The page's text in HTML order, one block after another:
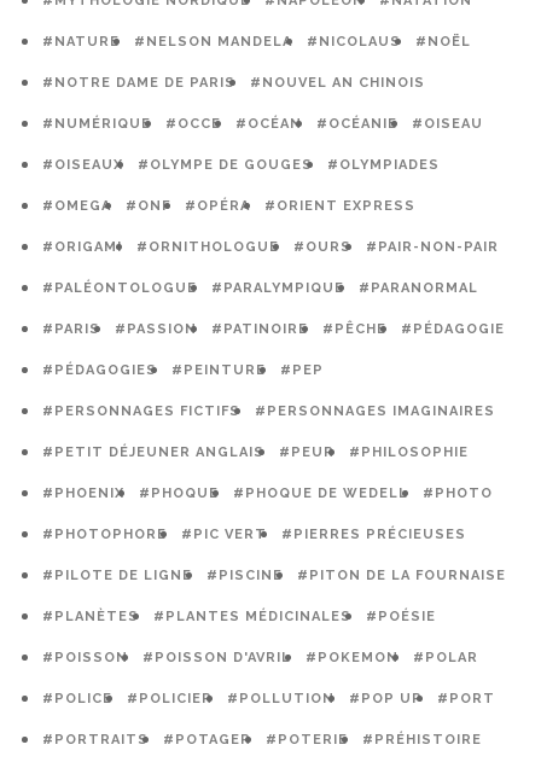
#NATURE #NELSON MANDELA #NICOLAUS #NOËL
#NOTRE DAME DE PARIS #NOUVEL AN CHINOIS
#NUMÉRIQUE #OCCE #OCÉAN #OCÉANIE #OISEAU
#OISEAUX #OLYMPE DE GOUGES #OLYMPIADES
#OMEGA #ONF #OPÉRA #ORIENT EXPRESS
#ORIGAMI #ORNITHOLOGUE #OURS #PAIR-NON-PAIR
#PALÉONTOLOGUE #PARALYMPIQUE #PARANORMAL
#PARIS #PASSION #PATINOIRE #PÊCHE #PÉDAGOGIE
#PÉDAGOGIES #PEINTURE #PEP
#PERSONNAGES FICTIFS #PERSONNAGES IMAGINAIRES
#PETIT DÉJEUNER ANGLAIS #PEUR #PHILOSOPHIE
#PHOENIX #PHOQUE #PHOQUE DE WEDELL #PHOTO
#PHOTOPHORE #PIC VERT #PIERRES PRÉCIEUSES
#PILOTE DE LIGNE #PISCINE #PITON DE LA FOURNAISE
#PLANÈTES #PLANTES MÉDICINALES #POÉSIE
#POISSON #POISSON D'AVRIL #POKEMON #POLAR
#POLICE #POLICIER #POLLUTION #POP UP #PORT
#PORTRAITS #POTAGER #POTERIE #PRÉHISTOIRE